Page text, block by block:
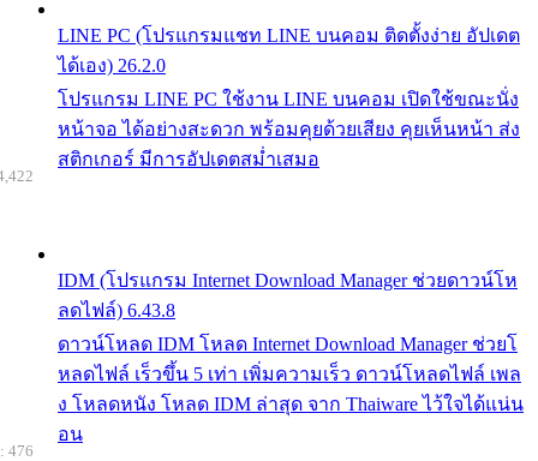
LINE PC (โปรแกรมแชท LINE บนคอม ติดตั้งง่าย อัปเดต
ได้เอง) 26.2.0
โปรแกรม LINE PC ใช้งาน LINE บนคอม เปิดใช้ขณะนั่ง
หน้าจอ ได้อย่างสะดวก พร้อมคุยด้วยเสียง คุยเห็นหน้า ส่ง
สติกเกอร์ มีการอัปเดตสม่ำเสมอ
IDM (โปรแกรม Internet Download Manager ช่วยดาวน์โห
ลดไฟล์) 6.43.8
ดาวน์โหลด IDM โหลด Internet Download Manager ช่วยโ
หลดไฟล์ เร็วขึ้น 5 เท่า เพิ่มความเร็ว ดาวน์โหลดไฟล์ เพล
ง โหลดหนัง โหลด IDM ล่าสุด จาก Thaiware ไว้ใจได้แน่น
อน
476